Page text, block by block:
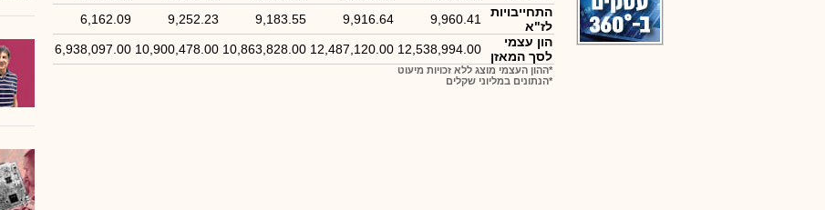
התחייבויות
לז"א
9,960.41
9,916.64
9,183.55
9,252.23
6,162.09
הון עצמי
לסך המאזן
12,538,994.00
12,487,120.00
10,863,828.00
10,900,478.00
6,938,097.00
*ההון העצמי מוצג ללא זכויות מיעוט
*הנתונים במליוני שקלים